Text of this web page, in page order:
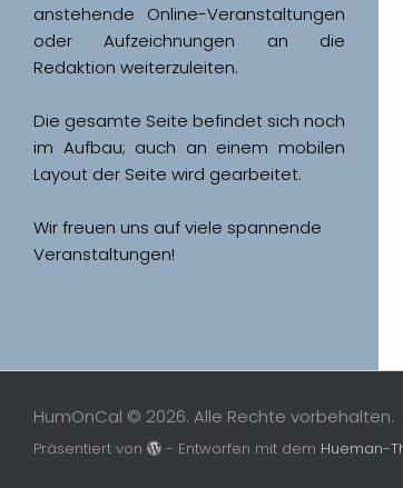
anstehende Online-Veranstaltungen
oder Aufzeichnungen an die
Redaktion weiterzuleiten.
Die gesamte Seite befindet sich noch
im Aufbau; auch an einem mobilen
Wir freuen uns auf viele spannende
Veranstaltungen!
HumOnCal © 2026. Alle Rechte vorbehalten.
Präsentiert von - Entworfen mit dem Hueman-